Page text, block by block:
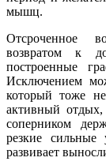
мышц.
Отсроченное
возвратом к
построенные
Исключением
который тоже
активный
соперником
резкие
развивает